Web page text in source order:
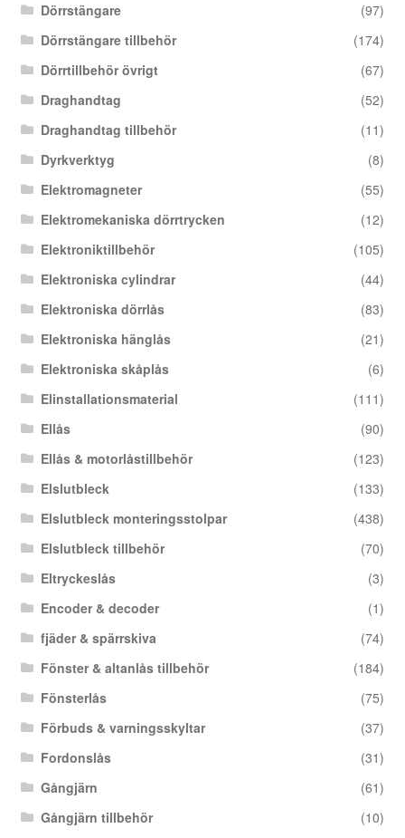
Dörrstängare
(97)
Dörrstängare tillbehör
(174)
Dörrtillbehör övrigt
(67)
Draghandtag
(52)
Draghandtag tillbehör
(11)
Dyrkverktyg
(8)
Elektromagneter
(55)
Elektromekaniska dörrtrycken
(12)
Elektroniktillbehör
(105)
Elektroniska cylindrar
(44)
Elektroniska dörrlås
(83)
Elektroniska hänglås
(21)
Elektroniska skåplås
(6)
Elinstallationsmaterial
(111)
Ellås
(90)
Ellås & motorlåstillbehör
(123)
Elslutbleck
(133)
Elslutbleck monteringsstolpar
(438)
Elslutbleck tillbehör
(70)
Eltryckeslås
(3)
Encoder & decoder
(1)
fjäder & spärrskiva
(74)
Fönster & altanlås tillbehör
(184)
Fönsterlås
(75)
Förbuds & varningsskyltar
(37)
Fordonslås
(31)
Gångjärn
(61)
Gångjärn tillbehör
(10)